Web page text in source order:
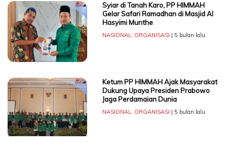
Syiar di Tanah Karo, PP HIMMAH
Gelar Safari Ramadhan di Masjid Al
Hasyimi Munthe
NASIONAL, ORGANISASI | 5 bulan lalu
Ketum PP HIMMAH Ajak Masyarakat
Dukung Upaya Presiden Prabowo
Jaga Perdamaian Dunia
NASIONAL, ORGANISASI | 5 bulan lalu